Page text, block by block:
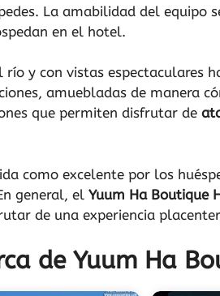
La amabilidad del equipo
en el hotel.
río y con vistas espectaculares
amuebladas de manera
que permiten disfrutar de
como excelente por los
general, el Yuum Ha Boutique
de una experiencia
de Yuum Ha